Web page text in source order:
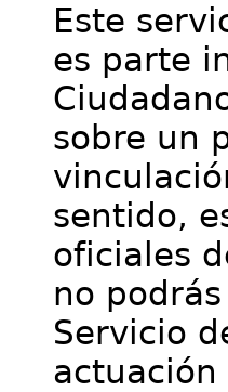
Este
es parte
sobre un
sentido,
oficiales
no
Servicio